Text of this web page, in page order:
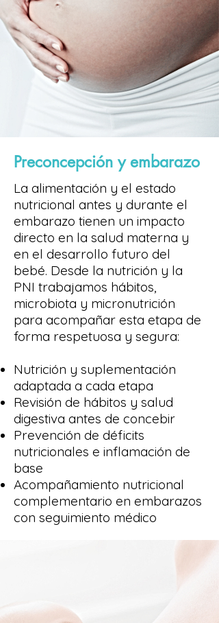
Preconcepción y embarazo
La alimentación y el estado
nutricional antes y durante el
embarazo tienen un impacto
directo en la salud materna y
en el desarrollo futuro del
bebé. Desde la nutrición y la
PNI trabajamos hábitos,
microbiota y micronutrición
para acompañar esta etapa de
forma respetuosa y segura:
Nutrición y suplementación
adaptada a cada etapa
Revisión de hábitos y salud
digestiva antes de concebir
Prevención de déficits
nutricionales e inflamación de
base
Acompañamiento nutricional
complementario en embarazos
con seguimiento médico